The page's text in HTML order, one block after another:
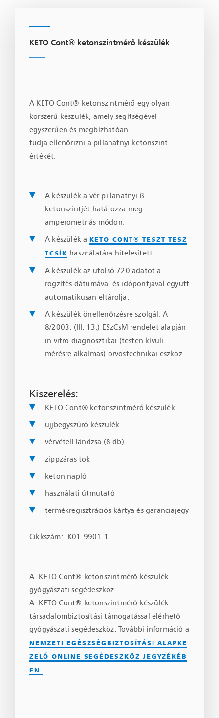
KETO Cont® ketonszintmérő készülék
A KETO Cont® ketonszintmérő egy olyan
korszerű készülék, amely segítségével
egyszerűen és megbízhatóan
tudja ellenőrizni a pillanatnyi ketonszint
értékét.
A készülék a vér pillanatnyi ß-
ketonszintjét határozza meg
amperometriás módon.
A készülék a KETO CONT® TESZT TESZ
TCSÍK használatára hitelesített.
A készülék az utolsó 720 adatot a
rögzítés dátumával és időpontjával együtt
automatikusan eltárolja.
A készülék önellenőrzésre szolgál. A
8/2003. (III. 13.) ESzCsM rendelet alapján
in vitro diagnosztikai (testen kívüli
mérésre alkalmas) orvostechnikai eszköz.
Kiszerelés:
KETO Cont® ketonszintmérő készülék
ujjbegyszúró készülék
vérvételi lándzsa (8 db)
zippzáras tok
keton napló
használati útmutató
termékregisztrációs kártya és garanciajegy
Cikkszám: K01-9901-1
A KETO Cont® ketonszintmérő készülék
gyógyászati segédeszköz.
A KETO Cont® ketonszintmérő készülék
társadalombiztosítási támogatással elérhető
gyógyászati segédeszköz. További információ a
NEMZETI EGÉSZSÉGBIZTOSÍTÁSI ALAPKE
ZELŐ ONLINE SEGÉDESZKÖZ JEGYZÉKÉB
EN.